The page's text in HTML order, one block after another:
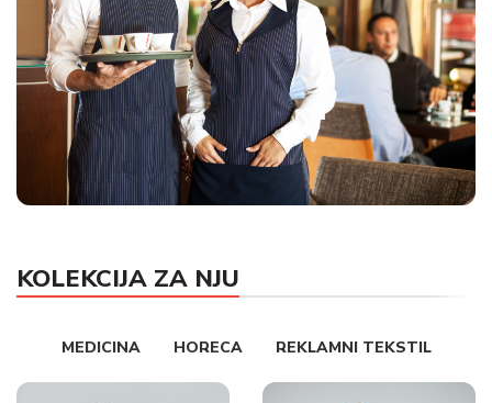
HORECA UNIFORME
KOLEKCIJA ZA NJU
MEDICINA HORECA REKLAMNI TEKSTIL